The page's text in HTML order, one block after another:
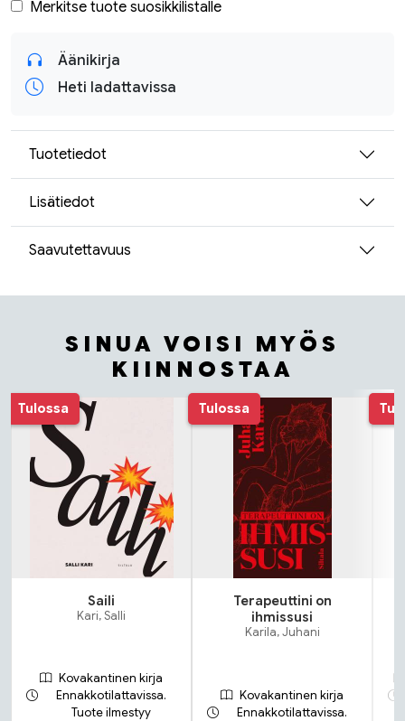
Merkitse tuote suosikkilistalle
Äänikirja
Heti ladattavissa
Tuotetiedot
Lisätiedot
Saavutettavuus
SINUA VOISI MYÖS
KIINNOSTAA
Tuoteluettelon alku
Tulossa
Saili
Kari, Salli
Kovakantinen kirja
Ennakkotilattavissa.
Tuote ilmestyy
Tulossa
Terapeuttini on
ihmissusi
Karila, Juhani
Kovakantinen kirja
Ennakkotilattavissa.